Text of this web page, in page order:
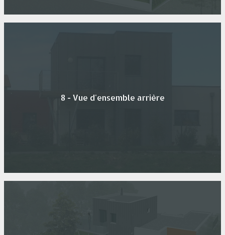
8 - Vue d'ensemble arrière